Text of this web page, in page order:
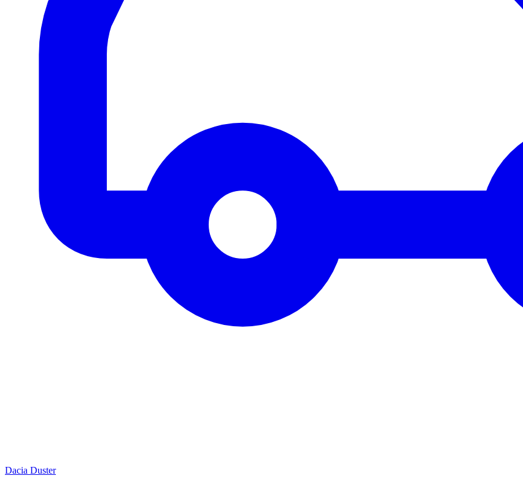
Dacia Duster